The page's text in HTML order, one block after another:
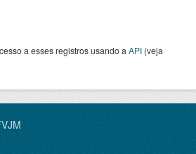
a esses registros usando a API (veja